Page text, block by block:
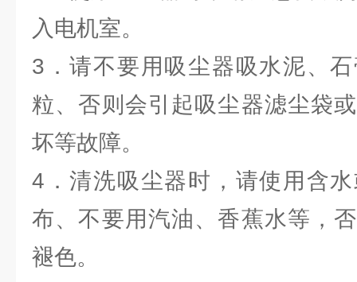
入电机室。
3．请不要用吸尘器吸水泥、
粒、否则会引起吸尘器滤尘袋
坏等故障。
4．清洗吸尘器时，请使用含
布、不要用汽油、香蕉水等，
褪色。